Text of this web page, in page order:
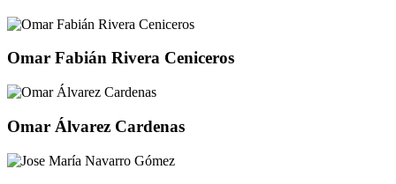
Omar Fabián Rivera Ceniceros
Omar Álvarez Cardenas